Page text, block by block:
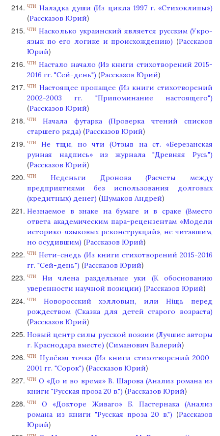
ЧТИ Наладка души (Из цикла 1997 г. «Стихоклипы»)
(Рассказов Юрий)
ЧТИ
Насколько украинский является русским (Укро-
язык по его логике и происхождению) (Рассказов
Юрий)
ЧТИ
Настало начало (Из книги стихотворений 2015-
2016 гг. "Сей-день") (Рассказов Юрий)
ЧТИ
Настоящее пропащее (Из книги стихотворений
2002-2003 гг. "Припоминание настоящего")
(Рассказов Юрий)
ЧТИ
Начала футарка (Проверка чтений списков
старшего ряда) (Рассказов Юрий)
ЧТИ
Не тщи, но чти (​​​​​​​Отзыв на ст. «Березанская
рунная надпись» из журнала "Древняя Русь")
(Рассказов Юрий)
ЧТИ
Неденьги Дронова (Расчеты между
предприятиями без использования долговых
(кредитных) денег) (Шумаков Андрей)
Незнаемое в знаке на бумаге и в сраке (Вместо
ответа академическим пара-рецензентам «Модели
историко-языковых реконструкций», не читавшим,
но осудившим) (Рассказов Юрий)
ЧТИ Нети-снедь (Из книги стихотворений 2015-2016
гг. "Сей-день") (Рассказов Юрий)
ЧТИ
Ни члена раздельные уки (К обоснованию
уверенности научной позиции) (Рассказов Юрий)
ЧТИ
Новоросский хэлловын, или Нiщь перед
рождеством (Сказка для детей старого возраста)
(Рассказов Юрий)
Новый центр силы русской поэзии (Лучшие авторы
г. Краснодара вместе) (Симанович Валерий)
ЧТИ
Нулёвая точка (Из книги стихотворений 2000-
2001 гг. "Сорок") (Рассказов Юрий)
ЧТИ
О «До и во время» В. Шарова (Анализ романа из
книги "Русская проза 20 в.") (Рассказов Юрий)
ЧТИ
О «Докторе Живаго» Б. Пастернака (Анализ
романа из книги "Русская проза 20 в.") (Рассказов
Юрий)